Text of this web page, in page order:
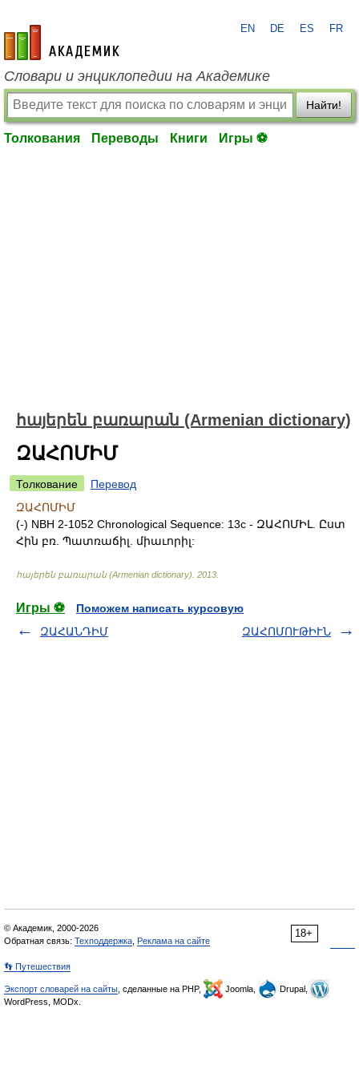
academic.ru
EN DE ES FR
Словари и энциклопедии на Академике
Найти!
Толкования Переводы Книги Игры ⚽
հայերեն բառարան (Armenian dictionary)
ԶԱՀՈՄԻՄ
Толкование
Перевод
ԶԱՀՈՄԻՄ
(-) NBH 2-1052 Chronological Sequence: 13c - ԶԱՀՈՄԻԼ. Ըստ
Հին բռ. Պատռաճիլ. միաւորիլ:
հայերեն բառարան (Armenian dictionary) 2013
Игры ⚽
Поможем написать курсовую
ԶԱՀԱՆԴԻՄ
ԶԱՀՈՄՈՒԹԻՒՆ
18+
© Академик, 2000-2026
Обратная связь: Техподдержка Реклама на сайте
👣 Путешествия
Экспорт словарей на сайты , сделанные на PHP, Joomla,
Drupal,
WordPress, MODx.